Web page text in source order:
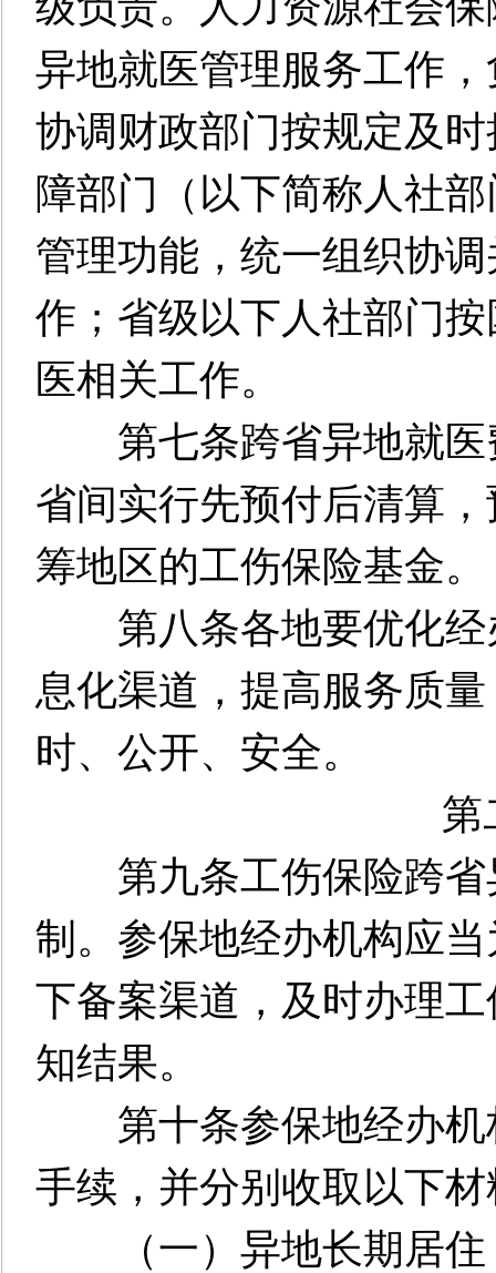
异地就医管理服务工作
协调财政部门按规定及
障部门（以下简称人社
管理功能，统一组织协
作；省级以下人社部门
医相关工作。
第七条跨省异地就医
省间实行先预付后清算
筹地区的工伤保险基金。
第八条各地要优化经
息化渠道，提高服务质
时、公开、安全。
第二
第九条工伤保险跨省
制。参保地经办机构应
下备案渠道，及时办理
知结果。
第十条参保地经办机
手续，并分别收取以下材
（一）异地长期居住